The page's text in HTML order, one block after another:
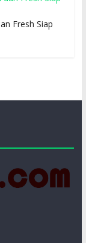
Fresh Siap